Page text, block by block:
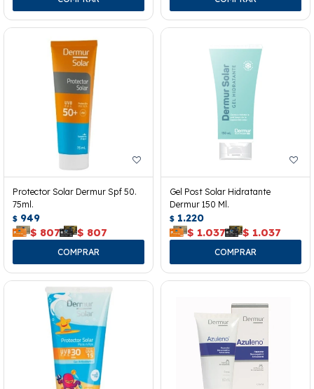
Protector Solar Dermur Spf 50.
75ml.
$ 949
$ 807 $ 807
Gel Post Solar Hidratante
Dermur 150 Ml.
$ 1.220
$ 1.037 $ 1.037